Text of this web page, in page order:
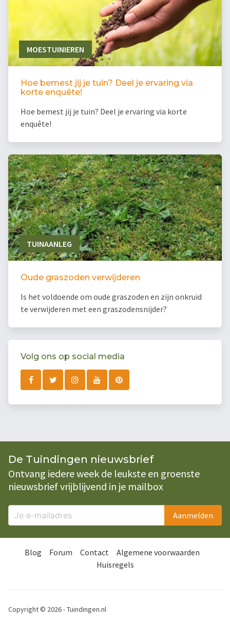
MOESTUINIEREN
Hoe bemest jij je tuin? Deel je ervaring via
korte enquête!
Hoe bemest jij je tuin? Deel je ervaring via korte
enquête!
TUINAANLEG
Oude graszoden verwijderen
Is het voldoende om oude graszoden en zijn onkruid
te verwijderen met een graszodensnijder?
Volg ons op social media
De Tuindingen nieuwsbrief
Ontvang iedere week de leukste en groenste
nieuwsbrief vrijblijvend in je mailbox
Aanmelden
Blog Forum Contact
Algemene voorwaarden
Huisregels
Copyright © 2026 - Tuindingen.nl